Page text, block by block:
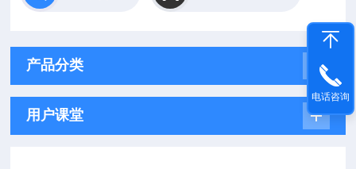
产品分类
用户课堂
电话咨询